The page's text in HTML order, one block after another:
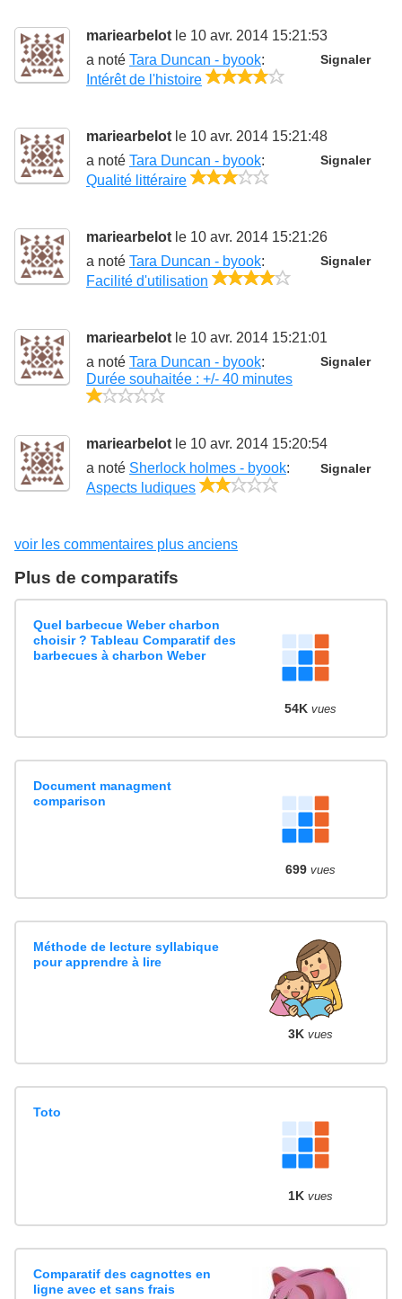
mariearbelot le 10 avr. 2014 15:21:53
Signaler
a noté Tara Duncan - byook:
Intérêt de l'histoire
mariearbelot le 10 avr. 2014 15:21:48
Signaler
a noté Tara Duncan - byook:
Qualité littéraire
mariearbelot le 10 avr. 2014 15:21:26
Signaler
a noté Tara Duncan - byook:
Facilité d'utilisation
mariearbelot le 10 avr. 2014 15:21:01
Signaler
a noté Tara Duncan - byook:
Durée souhaitée : +/- 40 minutes
mariearbelot le 10 avr. 2014 15:20:54
Signaler
a noté Sherlock holmes - byook:
Aspects ludiques
voir les commentaires plus anciens
Plus de comparatifs
Quel barbecue Weber charbon
choisir ? Tableau Comparatif des
barbecues à charbon Weber
54K vues
Document managment
comparison
699 vues
Méthode de lecture syllabique
pour apprendre à lire
3K vues
Toto
1K vues
Comparatif des cagnottes en
ligne avec et sans frais